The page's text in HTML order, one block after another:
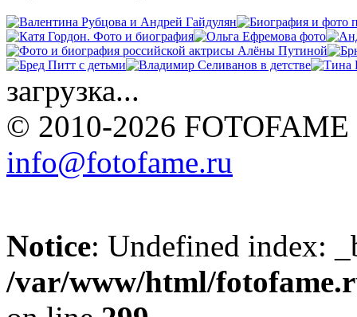
загрузка...
© 2010-2026 FOTOFAME
info@fotofame.ru
Notice: Undefined index:
/var/www/html/